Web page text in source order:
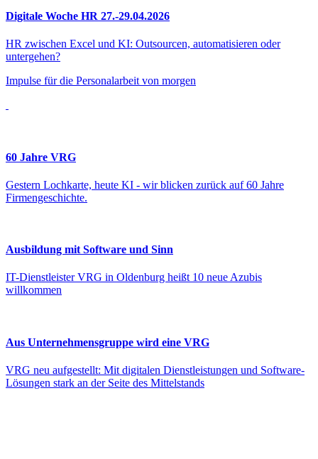
Digitale Woche HR 27.-29.04.2026
HR zwischen Excel und KI: Outsourcen, automatisieren oder
untergehen?
Impulse für die Personalarbeit von morgen
60 Jahre VRG
Gestern Lochkarte, heute KI - wir blicken zurück auf 60 Jahre
Firmengeschichte.
Ausbildung mit Software und Sinn
IT-Dienstleister VRG in Oldenburg heißt 10 neue Azubis
willkommen
Aus Unternehmensgruppe wird eine VRG
VRG neu aufgestellt: Mit digitalen Dienstleistungen und Software-
Lösungen stark an der Seite des Mittelstands